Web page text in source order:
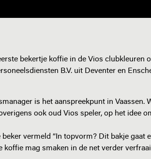
bekertje koffie in de Vios clubkleuren
B.V. uit Deventer en
is het aanspreekpunt in Vaassen.
ook oud Vios speler, op het idee
vermeld “In topvorm? Dit bakje gaat
koffie mag smaken in de net verder